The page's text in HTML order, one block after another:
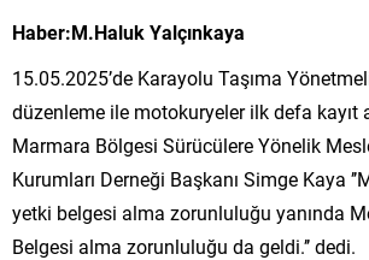
Haber:M.Haluk Yalçınkaya
15.05.2025’de Karayolu Taşıma
düzenleme ile motokuryeler ilk defa kayıt
Marmara Bölgesi Sürücülere Yönelik
Kurumları Derneği Başkanı Simge Kaya
yetki belgesi alma zorunluluğu yanında
Belgesi alma zorunluluğu da geldi.’’ dedi.